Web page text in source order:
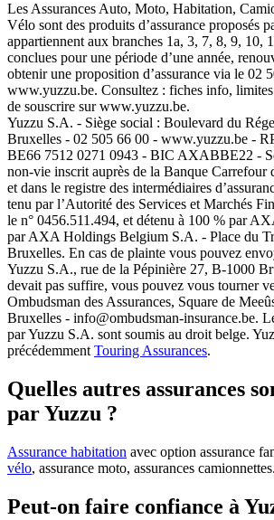
Les Assurances Auto, Moto, Habitation,
Vélo sont des produits d’assurance proposés
appartiennent aux branches 1a, 3, 7, 8, 9, 10,
conclues pour une période d’une année,
obtenir une proposition d’assurance via le 02
www.yuzzu.be. Consultez : fiches info,
de souscrire sur www.yuzzu.be.
Yuzzu S.A. - Siège social : Boulevard du
Bruxelles - 02 505 66 00 - www.yuzzu.be -
BE66 7512 0271 0943 - BIC AXABBE22 -
non-vie inscrit auprès de la Banque Carrefour
et dans le registre des intermédiaires
tenu par l’Autorité des Services et Marchés
le n° 0456.511.494, et détenu à 100 % par
par AXA Holdings Belgium S.A. - Place du
Bruxelles. En cas de plainte vous pouvez
Yuzzu S.A., rue de la Pépinière 27, B-1000
devait pas suffire, vous pouvez vous tourner
Ombudsman des Assurances, Square de
Bruxelles - info@ombudsman-insurance.be.
par Yuzzu S.A. sont soumis au droit belge.
précédemment Touring Assurances.
Quelles autres assurances
par Yuzzu ?
Assurance habitation avec option assurance
vélo, assurance moto, assurances camionnettes.
Peut-on faire confiance à